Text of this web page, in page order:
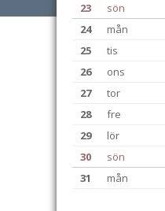
23
sön
24
mån
25
tis
26
ons
27
tor
28
fre
29
lör
30
sön
31 mån